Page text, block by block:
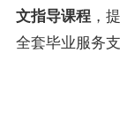
文指导课程，
全套毕业服务支